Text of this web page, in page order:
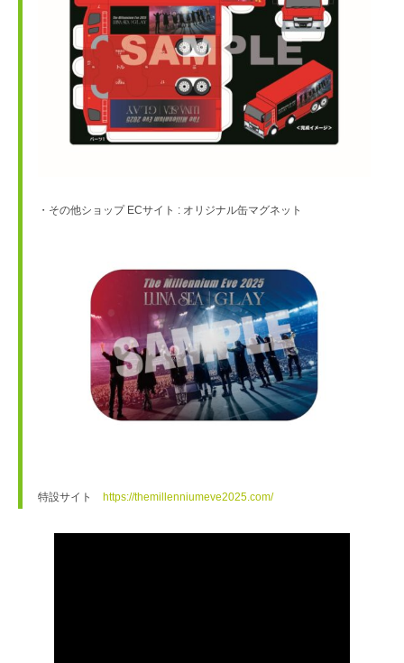
・その他ショップ ECサイト : オリジナル缶マグネット
特設サイト https://themillenniumeve2025.com/